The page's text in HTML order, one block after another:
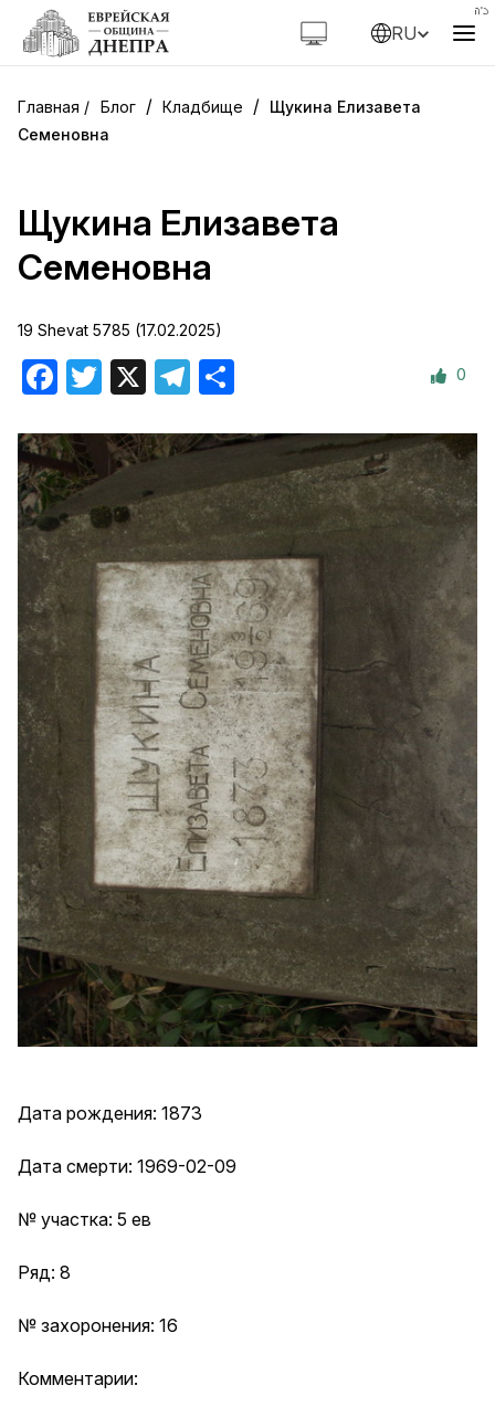
RU
Блог / Кладбище / Щукина Елизавета
Семеновна
Щукина Елизавета
Семеновна
19 Shevat 5785 (17.02.2025)
Facebook
Twitter Telegram 0
Дата рождения: 1873
Дата смерти: 1969-02-09
№ участка: 5 ев
Ряд: 8
№ захоронения: 16
Комментарии: